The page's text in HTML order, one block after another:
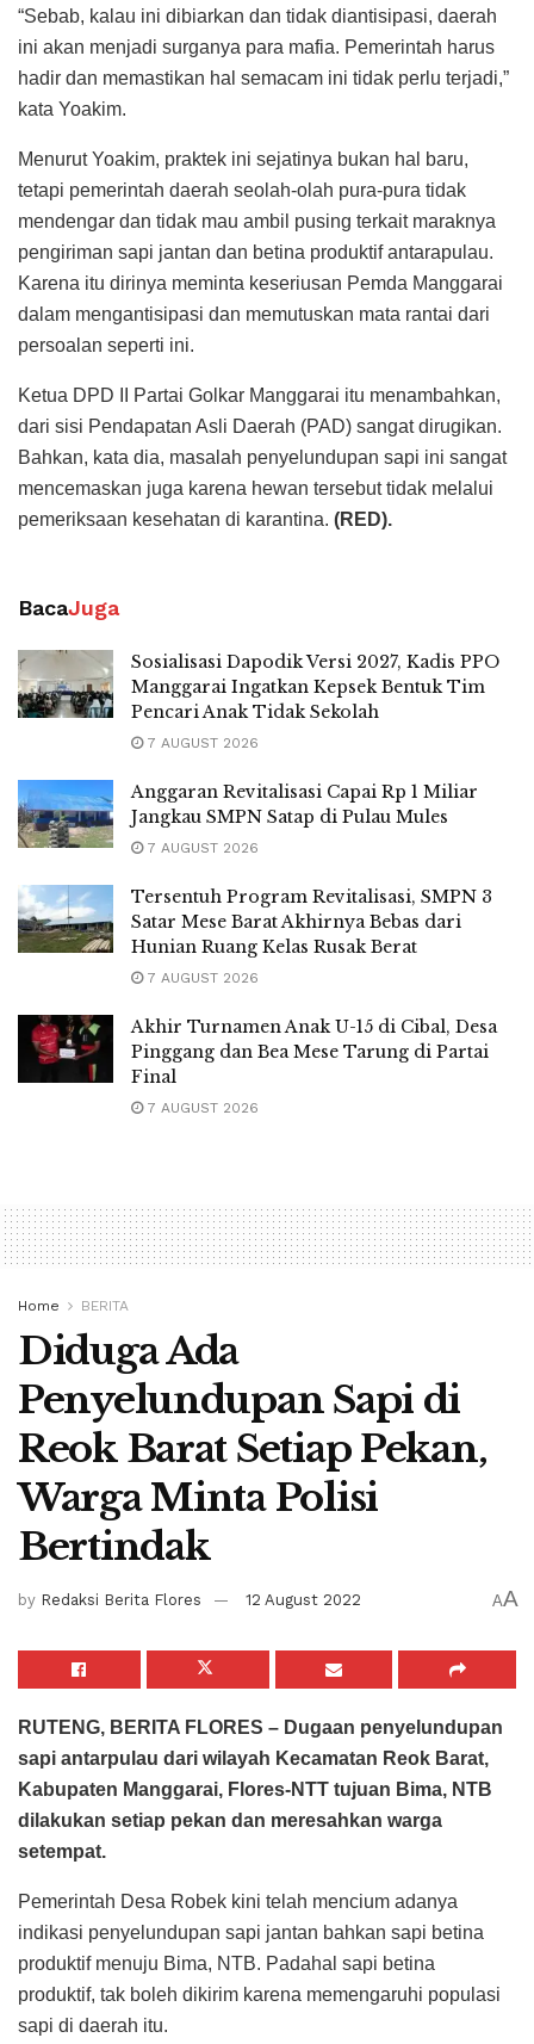
“Sebab, kalau ini dibiarkan dan tidak diantisipasi, daerah
ini akan menjadi surganya para mafia. Pemerintah harus
hadir dan memastikan hal semacam ini tidak perlu terjadi,”
kata Yoakim.
Menurut Yoakim, praktek ini sejatinya bukan hal baru,
tetapi pemerintah daerah seolah-olah pura-pura tidak
mendengar dan tidak mau ambil pusing terkait maraknya
pengiriman sapi jantan dan betina produktif antarapulau.
Karena itu dirinya meminta keseriusan Pemda Manggarai
dalam mengantisipasi dan memutuskan mata rantai dari
persoalan seperti ini.
Ketua DPD II Partai Golkar Manggarai itu menambahkan,
dari sisi Pendapatan Asli Daerah (PAD) sangat dirugikan.
Bahkan, kata dia, masalah penyelundupan sapi ini sangat
mencemaskan juga karena hewan tersebut tidak melalui
pemeriksaan kesehatan di karantina. (RED).
BacaJuga
Sosialisasi Dapodik Versi 2027, Kadis PPO
Manggarai Ingatkan Kepsek Bentuk Tim
Pencari Anak Tidak Sekolah
7 AUGUST 2026
Anggaran Revitalisasi Capai Rp 1 Miliar
Jangkau SMPN Satap di Pulau Mules
7 AUGUST 2026
Tersentuh Program Revitalisasi, SMPN 3
Satar Mese Barat Akhirnya Bebas dari
Hunian Ruang Kelas Rusak Berat
7 AUGUST 2026
Akhir Turnamen Anak U-15 di Cibal, Desa
Pinggang dan Bea Mese Tarung di Partai
Final
7 AUGUST 2026
Home BERITA
Diduga Ada
Penyelundupan Sapi di
Reok Barat Setiap Pekan,
Warga Minta Polisi
Bertindak
by Redaksi Berita Flores 12 August 2022 AA
RUTENG, BERITA FLORES – Dugaan penyelundupan
sapi antarpulau dari wilayah Kecamatan Reok Barat,
Kabupaten Manggarai, Flores-NTT tujuan Bima, NTB
dilakukan setiap pekan dan meresahkan warga
setempat.
Pemerintah Desa Robek kini telah mencium adanya
indikasi penyelundupan sapi jantan bahkan sapi betina
produktif menuju Bima, NTB. Padahal sapi betina
produktif, tak boleh dikirim karena memengaruhi populasi
sapi di daerah itu.